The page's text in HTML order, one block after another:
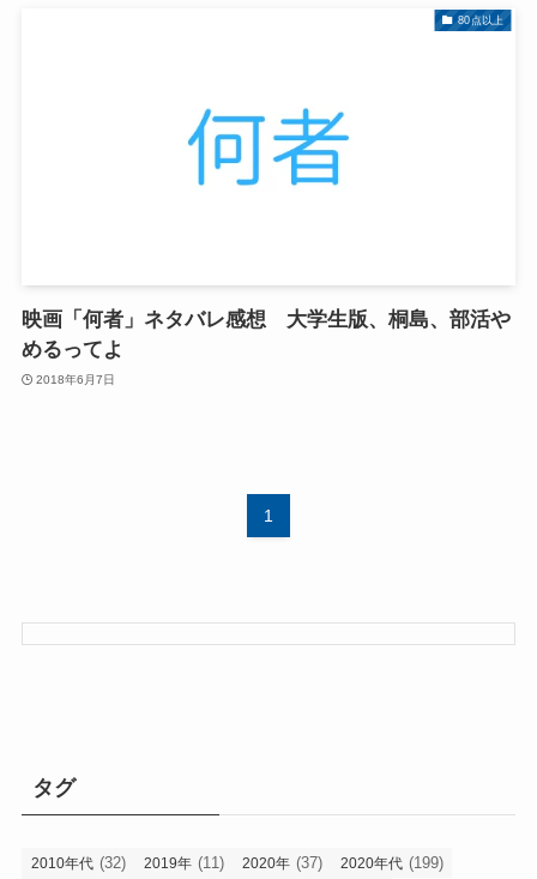
80点以上
映画「何者」ネタバレ感想 大学生版、桐島、部活や
めるってよ
2018年6月7日
1
タグ
2010年代 (32) 2019年 (11) 2020年 (37) 2020年代 (199)